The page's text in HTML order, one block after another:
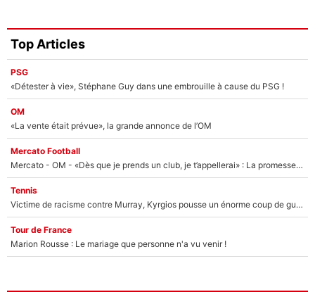
Top Articles
PSG
«Détester à vie», Stéphane Guy dans une embrouille à cause du PSG !
OM
«La vente était prévue», la grande annonce de l’OM
Mercato Football
Mercato - OM - «Dès que je prends un club, je t’appellerai» : La promesse de Marcelino au moment de claquer la porte
Tennis
Victime de racisme contre Murray, Kyrgios pousse un énorme coup de gueule !
Tour de France
Marion Rousse : Le mariage que personne n'a vu venir !